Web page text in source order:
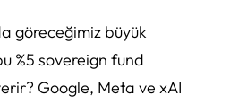
göreceğimiz büyük
%5 sovereign fund
Google, Meta ve xAI